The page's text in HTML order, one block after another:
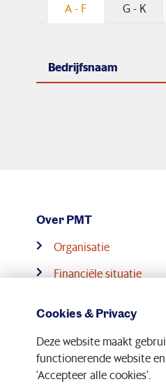
Cookies & Privacy
Deze website maakt
functionerende website
'Accepteer alle cookies'.
A - F G - K
Bedrijfsnaam
Over PMT
Organisatie
Financiële situatie